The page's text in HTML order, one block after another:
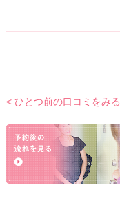
< ひとつ前の口コミをみる